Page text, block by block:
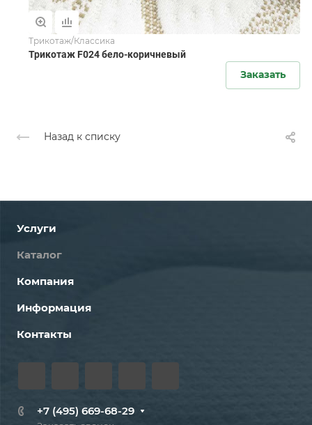
Трикотаж/Классика
Трикотаж F024 бело-коричневый
Заказать
Назад к списку
Услуги
Каталог
Компания
Информация
Контакты
+7 (495) 669-68-29